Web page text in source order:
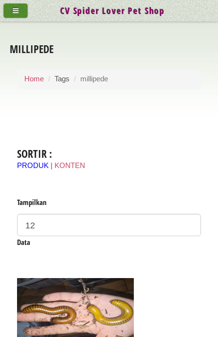
MILLIPEDE
Home Tags millipede
SORTIR :
PRODUK KONTEN
Tampilkan
Data
CV Spider Lover Pet Shop